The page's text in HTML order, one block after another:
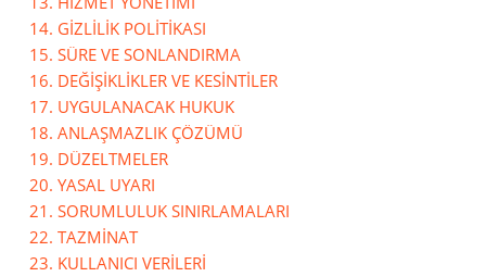
14. GİZLİLİK POLİTİKASI
15. SÜRE VE SONLANDIRMA
16. DEĞİŞİKLİKLER VE KESİNTİLER
17. UYGULANACAK HUKUK
18. ANLAŞMAZLIK ÇÖZÜMÜ
19. DÜZELTMELER
20. YASAL UYARI
21. SORUMLULUK SINIRLAMALARI
22. TAZMİNAT
23. KULLANICI VERİLERİ